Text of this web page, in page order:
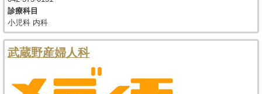
診療科目
小児科 内科
武蔵野産婦人科